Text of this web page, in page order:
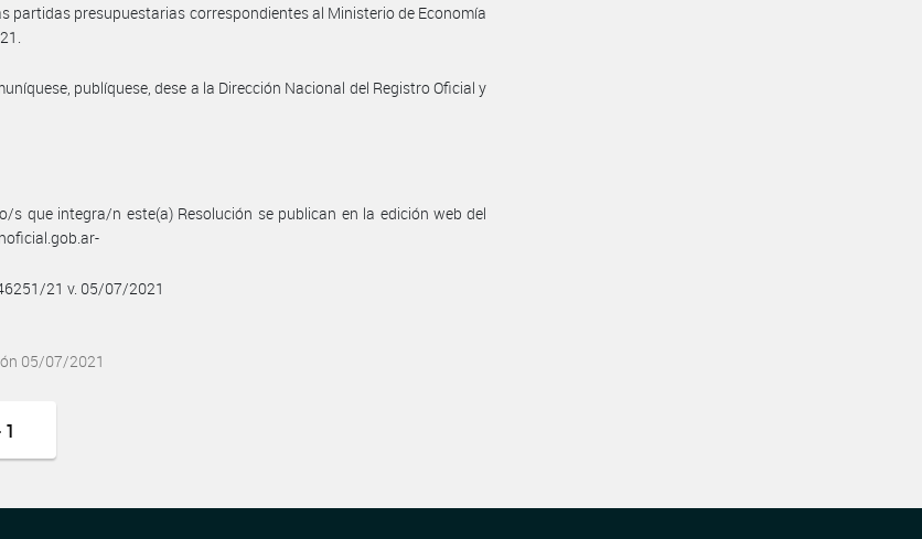
partidas presupuestarias correspondientes al Ministerio de Economía
publíquese, dese a la Dirección Nacional del Registro Oficial y
s que integra/n este(a) Resolución se publican en la edición web del
21 v. 05/07/2021
05/07/2021